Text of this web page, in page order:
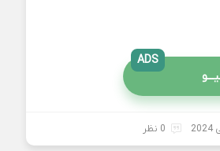
ADS
0 نظر